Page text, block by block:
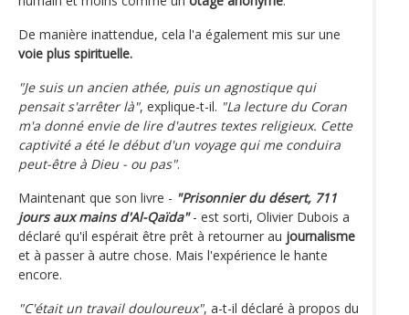
De manière inattendue, cela l'a également mis sur une
voie plus spirituelle.
"Je suis un ancien athée, puis un agnostique qui
pensait s'arrêter là", explique-t-il. "La lecture du Coran
m'a donné envie de lire d'autres textes religieux. Cette
captivité a été le début d'un voyage qui me conduira
peut-être à Dieu - ou pas".
Maintenant que son livre - "Prisonnier du désert, 711
jours aux mains d'Al-Qaïda"- est sorti, Olivier Dubois a
déclaré qu'il espérait être prêt à retourner au journalisme
et à passer à autre chose. Mais l'expérience le hante
encore.
"C'était un travail douloureux", a-t-il déclaré à propos du